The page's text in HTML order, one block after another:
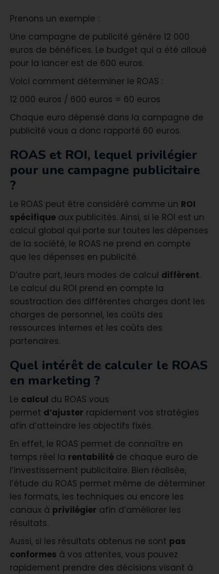
Prenons un exemple :
Une campagne de publicité génère 12 000
euros de bénéfices. Le budget qui a été alloué
pour la lancer est de 600 euros.
Voici comment déterminer le ROAS :
12 000 euros / 600 euros = 60 euros
Chaque euro dépensé dans la campagne de
publicité vous a donc rapporté 60 euros.
ROAS et ROI, lequel privilégier
pour une campagne publicitaire
?
Le ROAS peut être considéré comme un ROI
spécifique aux publicités. Ainsi, si le ROI est un
calcul global qui porte sur toutes les dépenses
de la société, le ROAS ne prend en compte
que les dépenses en publicité.
D’autre part, leurs modes de calcul diffèrent.
Le calcul du ROI prend en compte la
soustraction des différentes charges dont les
charges de personnel, les coûts des
ressources internes et les coûts des
partenaires.
Quel intérêt de calculer le ROAS
en marketing ?
Le calcul du ROAS vous
permet d’ajuster rapidement vos stratégies
afin d’atteindre les objectifs fixés.
En effet, le ROAS permet de connaître en
temps réel la rentabilité de chaque euro de
l’investissement publicitaire. Bien réalisée,
l’étude du ROAS permet même de déterminer
les formats, les techniques ou encore les
canaux à privilégier afin d’améliorer les
résultats.
Aussi, si les résultats obtenus ne sont pas
conformes à vos attentes, vous pouvez
rapidement prendre des décisions visant à